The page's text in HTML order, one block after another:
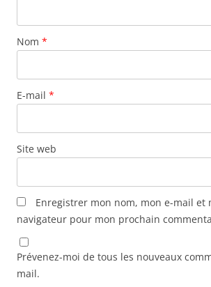
Nom *
E-mail *
Site web
Enregistrer mon nom, mon e-mail et
navigateur pour mon prochain
Prévenez-moi de tous les nouveaux
mail.